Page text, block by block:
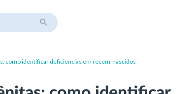
como identificar deficiências em recém-nascidos